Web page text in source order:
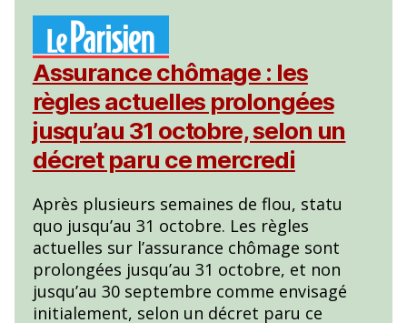
Assurance chômage : les
règles actuelles prolongées
jusqu’au 31 octobre, selon un
décret paru ce mercredi
Après plusieurs semaines de flou, statu
quo jusqu’au 31 octobre. Les règles
actuelles sur l’assurance chômage sont
prolongées jusqu’au 31 octobre, et non
jusqu’au 30 septembre comme envisagé
initialement, selon un décret paru ce